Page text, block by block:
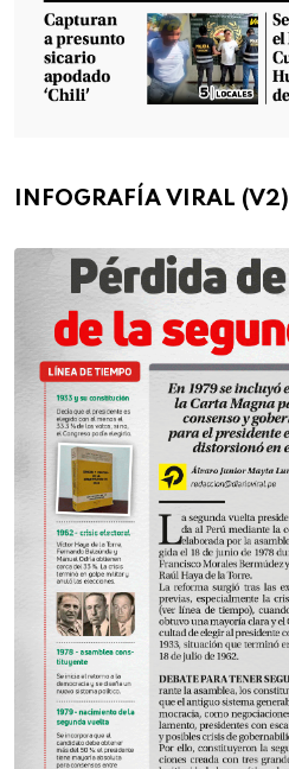
INFOGRAFÍA VIRAL (V2)